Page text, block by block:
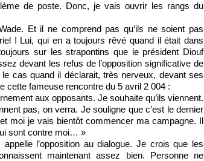
de poste. Donc, je vais ouvrir les rangs du
Et il ne comprend pas qu’ils ne soient pas
! Lui, qui en a toujours rêvé quand il était dans
sur les strapontins que le président Diouf
devant les refus de l’opposition significative de
cas quand il déclarait, très nerveux, devant ses
cette fameuse rencontre du 5 avril 2 004 :
aux opposants. Je souhaite qu’ils viennent.
pas, on verra. Je souligne que c’est le dernier
moi je vais bientôt commencer ma campagne. Il
sont contre moi… »
appelle l’opposition au dialogue. Je crois que les
maintenant assez bien. Personne ne